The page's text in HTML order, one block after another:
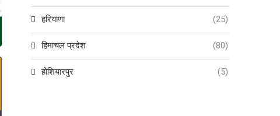
हरियाणा (25)
हिमाचल प्रदेश (80)
होशियारपुर (5)